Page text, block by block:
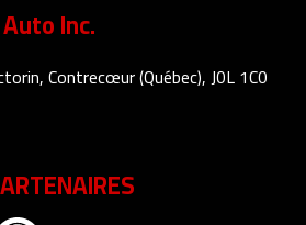
Inc.
Contrecœur (Québec), J0L 1C0